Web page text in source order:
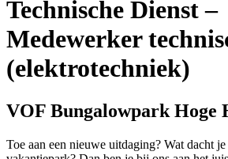
Technische Dienst –
Medewerker
(elektrotechniek)
VOF Bungalowpark Hoge
Toe aan een nieuwe uitdaging? Wat dacht